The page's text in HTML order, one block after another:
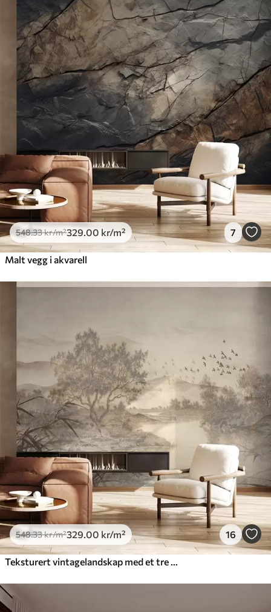
548.33kr/m²329 .00 kr/m² 7
Malt vegg i akvarell
548.33kr/m²329 .00 kr/m² 16